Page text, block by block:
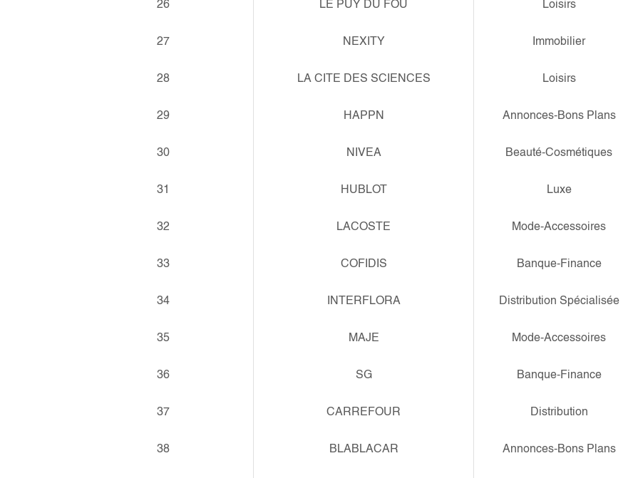
26 LE PUY DU FOU Loisirs
27 NEXITY Immobilier
28 LA CITE DES SCIENCES Loisirs
29 HAPPN Annonces-Bons Plans
30 NIVEA Beauté-Cosmétiques
31 HUBLOT Luxe
32 LACOSTE Mode-Accessoires
33 COFIDIS Banque-Finance
34 INTERFLORA Distribution Spécialisée
35 MAJE Mode-Accessoires
36 SG Banque-Finance
37 CARREFOUR Distribution
38 BLABLACAR Annonces-Bons Plans